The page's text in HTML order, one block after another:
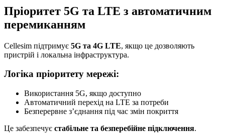
Пріоритет 5G та LTE з автоматичним
перемиканням
Cellesim підтримує 5G та 4G LTE, якщо це дозволяють
пристрій і локальна інфраструктура.
Логіка пріоритету мережі:
Використання 5G, якщо доступно
Автоматичний перехід на LTE за потреби
Безперервне з’єднання під час змін покриття
Це забезпечує стабільне та безперебійне підключення.